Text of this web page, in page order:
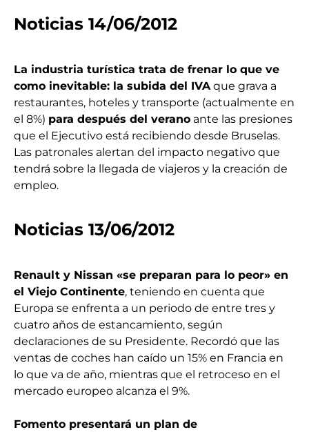
Noticias 14/06/2012
La industria turística trata de frenar lo que ve
como inevitable: la subida del IVAque grava a
restaurantes, hoteles y transporte (actualmente en
el 8%) para después del verano ante las presiones
que el Ejecutivo está recibiendo desde Bruselas.
Las patronales alertan del impacto negativo que
tendrá sobre la llegada de viajeros y la creación de
empleo.
Noticias 13/06/2012
Renault y Nissan «se preparan para lo peor» en
el Viejo Continente, teniendo en cuenta que
Europa se enfrenta a un periodo de entre tres y
cuatro años de estancamiento, según
declaraciones de su Presidente. Recordó que las
ventas de coches han caído un 15% en Francia en
lo que va de año, mientras que el retroceso en el
mercado europeo alcanza el 9%.
Fomento presentará un plan de